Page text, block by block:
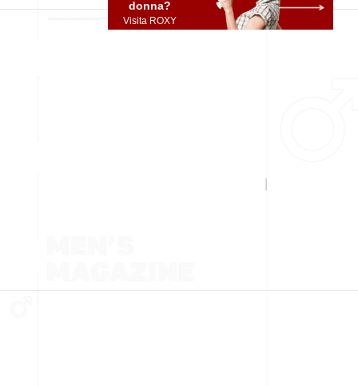
donna?
Visita ROXY